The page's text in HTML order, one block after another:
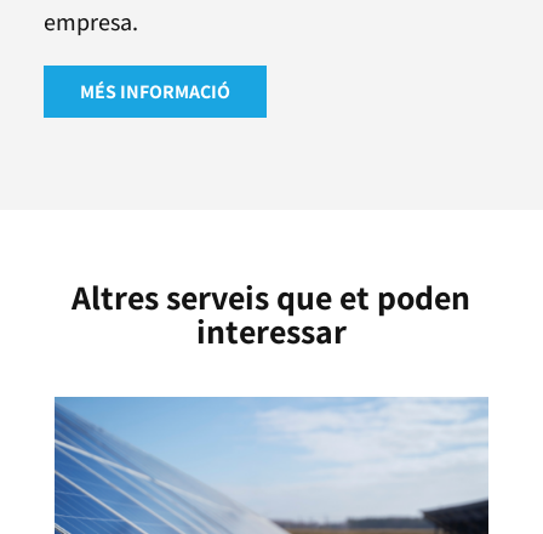
empresa.
MÉS INFORMACIÓ
Altres serveis que et poden
interessar